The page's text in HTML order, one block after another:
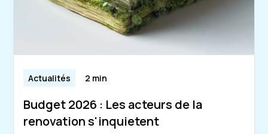
Actualités 2 min
Budget 2026 : Les acteurs de la
renovation s'inquietent